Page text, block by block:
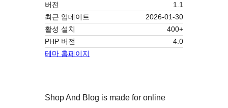
버전
1.1
최근 업데이트
2026-01-30
활성 설치
400+
PHP 버전
4.0
테마 홈페이지
Shop And Blog is made for online